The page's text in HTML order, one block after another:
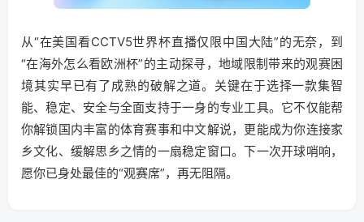
从“在美国看CCTV5世界杯直播仅限中国大陆”的无奈，到
“在海外怎么看欧洲杯”的主动探寻，地域限制带来的观赛困
境其实早已有了成熟的破解之道。关键在于选择一款集智
能、稳定、安全与全面支持于一身的专业工具。它不仅能帮
你解锁国内丰富的体育赛事和中文解说，更能成为你连接家
乡文化、缓解思乡之情的一扇稳定窗口。下一次开球哨响，
愿你已身处最佳的“观赛席”，再无阻隔。